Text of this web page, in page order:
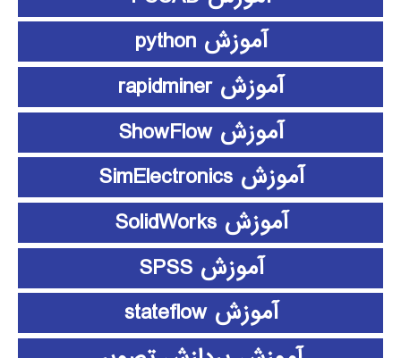
آموزش python
آموزش rapidminer
آموزش ShowFlow
آموزش SimElectronics
آموزش SolidWorks
آموزش SPSS
آموزش stateflow